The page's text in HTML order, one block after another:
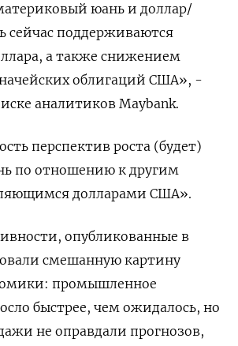
юань и доллар/
поддерживаются
а также снижением
облигаций США», -
аналитиков Maybank.
перспектив роста (будет)
по отношению к другим
долларами США».
опубликованные в
смешанную картину
промышленное
быстрее, чем ожидалось, но
не оправдали прогнозов,